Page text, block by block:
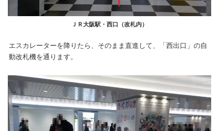
ＪＲ大阪駅・西口（改札内）
エスカレーターを降りたら、そのまま直進して、「西出口」の自
動改札機を通ります。